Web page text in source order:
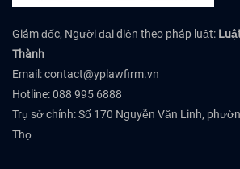
Giám đốc, Người đại diện theo pháp luật:
Thành
Email:contact@yplawfirm.vn
Hotline: 088 995 6888
Trụ sở chính: Số 170 Nguyễn Văn Linh,
Thọ